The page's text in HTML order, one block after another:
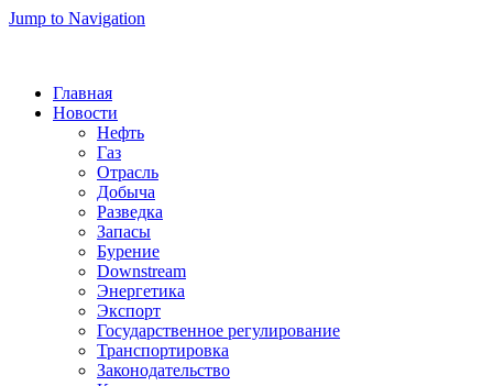
Jump to Navigation
Главная
Новости
Нефть
Газ
Отрасль
Добыча
Разведка
Запасы
Бурение
Downstream
Энергетика
Экспорт
Государственное регулирование
Транспортировка
Законодательство